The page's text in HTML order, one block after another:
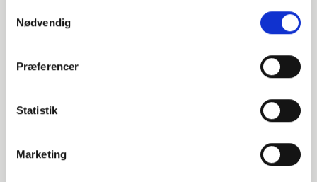
Nødvendig
Præferencer
Statistik
Marketing
EN 1092-1 T:02 A PN10-16 ISO
Ikke på lager
000653168